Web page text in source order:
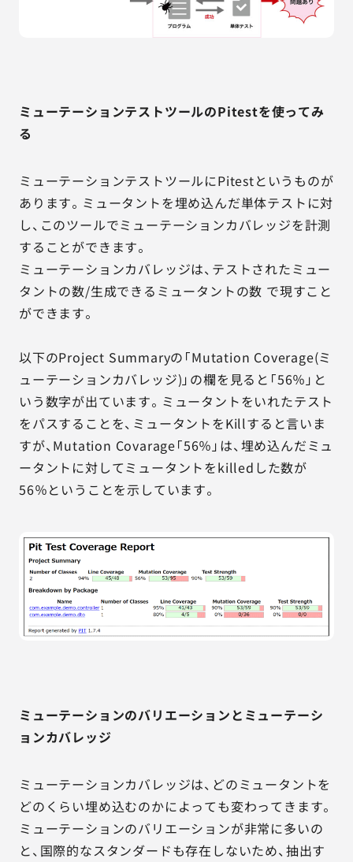
ミューテーションテストツールのPitestを使ってみ
る
ミューテーションテストツールにPitestというものが
あります。ミュータントを埋め込んだ単体テストに対
し、このツールでミューテーションカバレッジを計測
することができます。
ミューテーションカバレッジは、テストされたミュー
タントの数/生成できるミュータントの数 で現すこと
ができます。
以下のProject Summaryの「Mutation Coverage(ミ
ューテーションカバレッジ)」の欄を見ると「56％」と
いう数字が出ています。ミュータントをいれたテスト
をパスすることを、ミュータントをKillすると言いま
すが、Mutation Covarage「56％」は、埋め込んだミュ
ータントに対してミュータントをkilledした数が
56％ということを示しています。
ミューテーションのバリエーションとミューテーシ
ョンカバレッジ
ミューテーションカバレッジは、どのミュータントを
どのくらい埋め込むのかによっても変わってきます。
ミューテーションのバリエーションが非常に多いの
と、国際的なスタンダードも存在しないため、抽出す